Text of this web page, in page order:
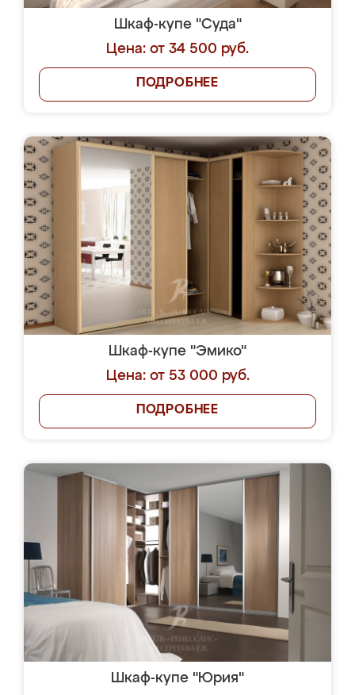
Шкаф-купе "Суда"
Цена: от 34 500 руб.
ПОДРОБНЕЕ
Шкаф-купе "Эмико"
Цена: от 53 000 руб.
ПОДРОБНЕЕ
Шкаф-купе "Юрия"